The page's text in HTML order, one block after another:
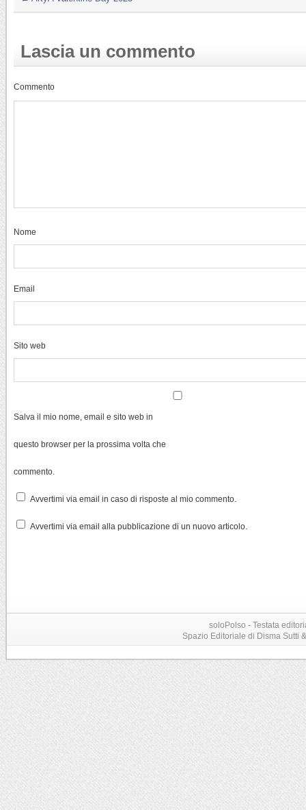
Lascia un commento
Commento
Nome
Email
Sito web
Salva il mio nome, email e sito web in
questo browser per la prossima volta che
commento.
Avvertimi via email in caso di risposte al mio commento.
Avvertimi via email alla pubblicazione di un nuovo articolo.
soloPolso - Testata
Spazio Editoriale di Disma Sutti